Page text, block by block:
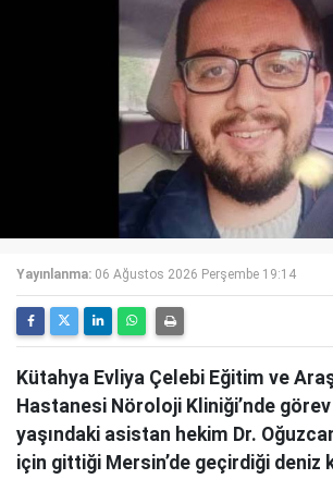
Yayınlanma: 06 Ağustos 2026 Perşembe 19:14
Kütahya Evliya Çelebi Eğitim ve
Hastanesi Nöroloji Kliniği’nde
yaşındaki asistan hekim Dr.
için gittiği Mersin’de geçirdiği deniz